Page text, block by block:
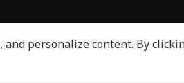
ABP Ganga ABP ਸਾਂਝਾ ABP
personalize content. By